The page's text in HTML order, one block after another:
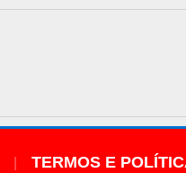
TERMOS E